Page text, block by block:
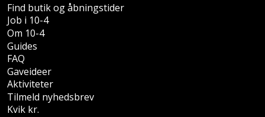
Find butik og åbningstider
Job i 10-4
Om 10-4
Guides
FAQ
Gaveideer
Aktiviteter
Tilmeld nyhedsbrev
Kvik kr.